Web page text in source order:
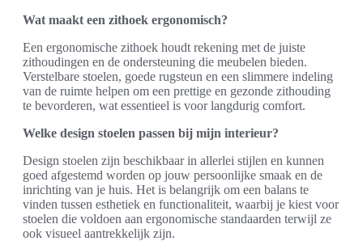
Wat maakt een zithoek ergonomisch?
Een ergonomische zithoek houdt rekening met de juiste
zithoudingen en de ondersteuning die meubelen bieden.
Verstelbare stoelen, goede rugsteun en een slimmere indeling
van de ruimte helpen om een prettige en gezonde zithouding
te bevorderen, wat essentieel is voor langdurig comfort.
Welke design stoelen passen bij mijn interieur?
Design stoelen zijn beschikbaar in allerlei stijlen en kunnen
goed afgestemd worden op jouw persoonlijke smaak en de
inrichting van je huis. Het is belangrijk om een balans te
vinden tussen esthetiek en functionaliteit, waarbij je kiest voor
stoelen die voldoen aan ergonomische standaarden terwijl ze
ook visueel aantrekkelijk zijn.